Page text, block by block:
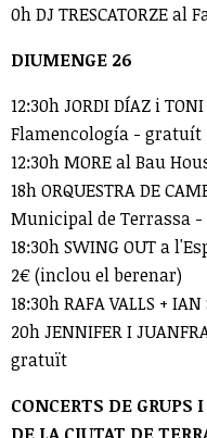
0h DJ TRESCATORZE
DIUMENGE 26
12:30h JORDI DÍAZ i
Flamencología - gratuít
12:30h MORE al Bau
18h ORQUESTRA DE
Municipal de Terrassa -
18:30h SWING OUT a
2€ (inclou el berenar)
18:30h RAFA VALLS +
20h JENNIFER I
gratuït
CONCERTS DE GRUPS